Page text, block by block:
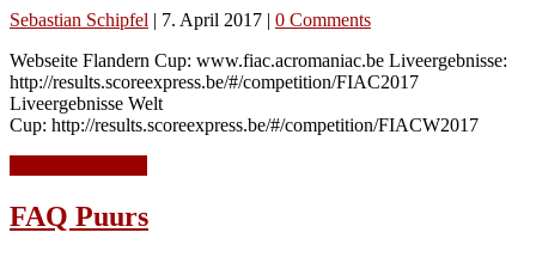
Sebastian Schipfel | 7. April 2017 | 0 Comments
Webseite Flandern Cup: www.fiac.acromaniac.be Liveergebnisse:
http://results.scoreexpress.be/#/competition/FIAC2017
Liveergebnisse Welt
Cup: http://results.scoreexpress.be/#/competition/FIACW2017
FAQ Puurs